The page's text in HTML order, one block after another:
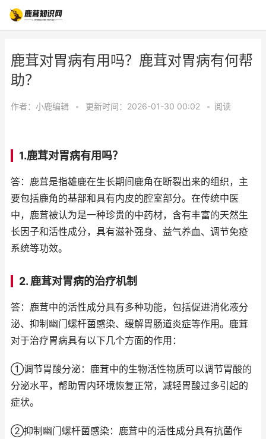
鹿茸对胃病有用吗？鹿茸对胃病有何帮
助？
作者： 小鹿编辑 • 更新时间：2026-01-30 00:02 • 阅读
1.鹿茸对胃病有用吗？
答：鹿茸是指雄鹿在生长期间鹿角在断裂出来的组织，主
要包括鹿角的基部和具有内皮的腔室部分。在传统中医
中，鹿茸被认为是一种珍贵的中药材，含有丰富的天然生
长因子和活性成分，具有滋补强身、益气养血、调节免疫
系统等功效。
2. 鹿茸对胃病的治疗机制
答：鹿茸中的活性成分具有多种功能，包括促进消化液分
泌、抑制幽门螺杆菌感染、缓解胃肠道炎症等作用。鹿茸
对于治疗胃病具有以下几个方面的作用：
①调节胃酸分泌：鹿茸中的生物活性物质可以调节胃酸的
分泌水平，帮助胃内环境恢复正常，减轻胃酸过多引起的
症状。
②抑制幽门螺杆菌感染：鹿茸中的活性成分具有抗菌作